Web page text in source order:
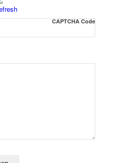
CAPTCHA Code